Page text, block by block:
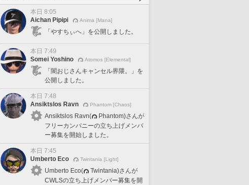
本日 8:05
Aichan Pipipi
Anima [Mana]
「やすちぃへ」を公開しました。
本日 7:49
Somei Yoshino
Atomos [Elemental]
「闇おじさんキャンセル界隈。」を
公開しました。
本日 7:48
Ansiktslos Ravn
Phantom [Chaos]
Ansiktslos Ravn(
Phantom)さんが
フリーカンパニーの立ち上げメンバ
ー募集を開始しました。
本日 7:45
Umberto Eco
Twintania [Light]
Umberto Eco(
Twintania)さんが
CWLSの立ち上げメンバー募集を開